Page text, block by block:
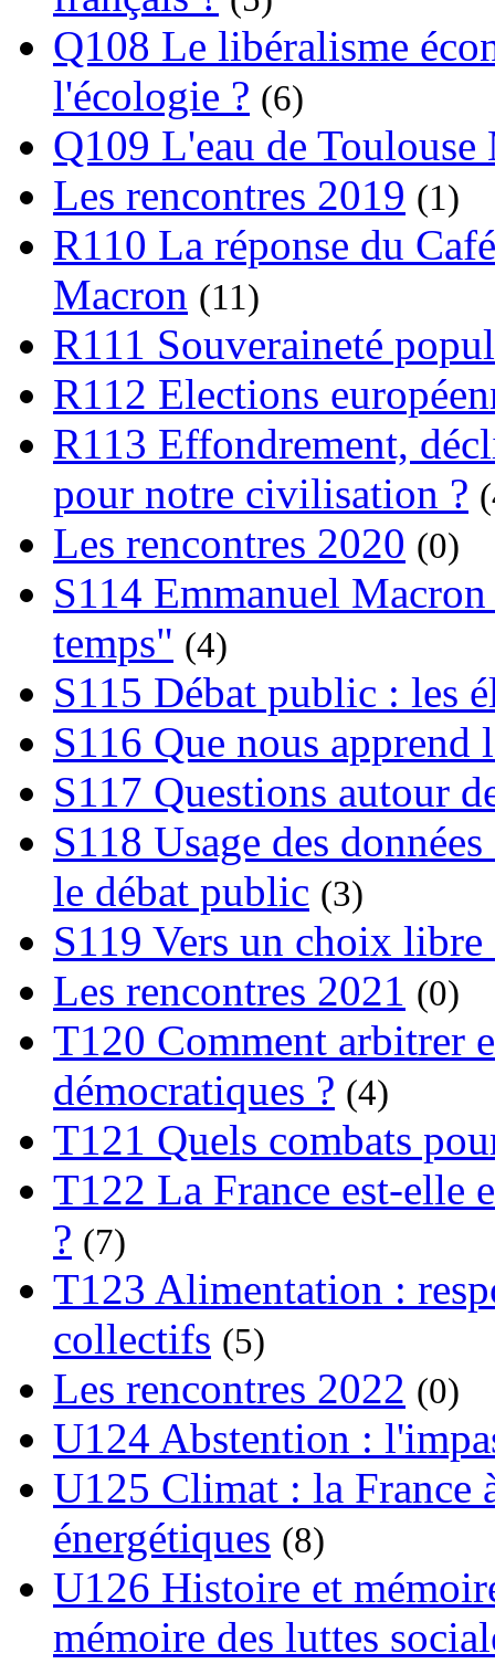
Q108 Le libéralisme
l'écologie ? (6)
Q109 L'eau de
Les rencontres 2019 (1)
R110 La réponse du
Macron (11)
R111 Souveraineté
R112 Elections
R113 Effondrement,
pour notre civilisation ?
Les rencontres 2020 (0)
S114 Emmanuel
temps" (4)
S115 Débat public : les
S116 Que nous apprend
S117 Questions autour
S118 Usage des
le débat public (3)
S119 Vers un choix
Les rencontres 2021 (0)
T120 Comment arbitrer
démocratiques ? (4)
T121 Quels combats
T122 La France est-elle
? (7)
T123 Alimentation :
collectifs (5)
Les rencontres 2022 (0)
U124 Abstention :
U125 Climat : la France
énergétiques (8)
U126 Histoire et
mémoire des luttes